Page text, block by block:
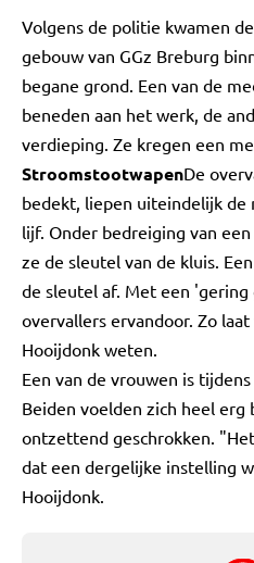
Volgens de politie kwamen
gebouw van GGz Breburg
begane grond. Een van de
beneden aan het werk, de
verdieping. Ze kregen een
StroomstootwapenDe
bedekt, liepen uiteindelijk
lijf. Onder bedreiging van
ze de sleutel van de kluis.
de sleutel af. Met een
overvallers ervandoor. Zo
Hooijdonk weten.
Een van de vrouwen is
Beiden voelden zich heel erg
ontzettend geschrokken.
dat een dergelijke instelling
Hooijdonk.